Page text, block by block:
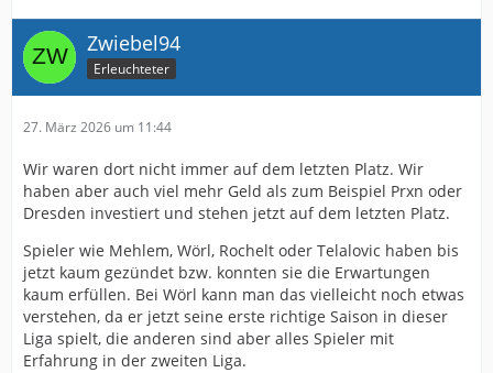
Zwiebel94
Erleuchteter
27. März 2026 um 11:44
Wir waren dort nicht immer auf dem letzten Platz. Wir
haben aber auch viel mehr Geld als zum Beispiel Prxn oder
Dresden investiert und stehen jetzt auf dem letzten Platz.
Spieler wie Mehlem, Wörl, Rochelt oder Telalovic haben bis
jetzt kaum gezündet bzw. konnten sie die Erwartungen
kaum erfüllen. Bei Wörl kann man das vielleicht noch etwas
verstehen, da er jetzt seine erste richtige Saison in dieser
Liga spielt, die anderen sind aber alles Spieler mit
Erfahrung in der zweiten Liga.